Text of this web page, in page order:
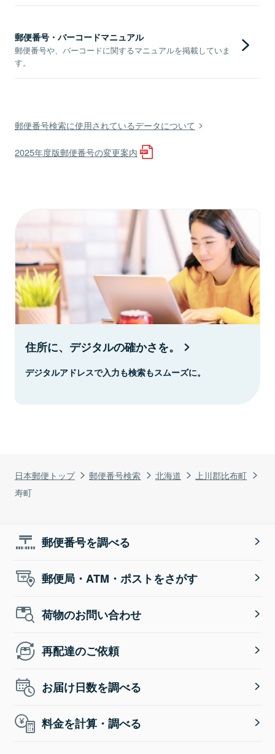
日本郵便トップ 郵便番号検索 北海道
上川郡比布町
寿町
郵便番号・バーコードマニュアル
郵便番号や、バーコードに関するマニュアルを掲載していま
す。
郵便番号検索に使用されているデータについて
2025年度版郵便番号の変更案内
住所に、デジタルの確かさを。
デジタルアドレスで入力も検索もスムーズに。
郵便番号を調べる
郵便局・ATM・ポストをさがす
荷物のお問い合わせ
再配達のご依頼
お届け日数を調べる
料金を計算・調べる